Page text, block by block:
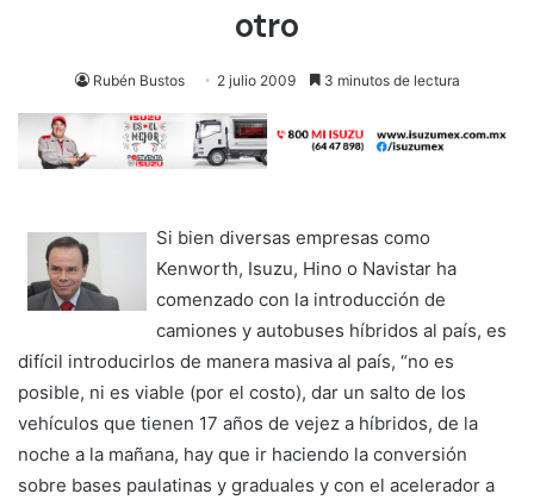
otro
Rubén Bustos 2 julio 2009 3 minutos de lectura
Si bien diversas empresas como
Kenworth, Isuzu, Hino o Navistar ha
comenzado con la introducción de
camiones y autobuses híbridos al país, es
difícil introducirlos de manera masiva al país, “no es
posible, ni es viable (por el costo), dar un salto de los
vehículos que tienen 17 años de vejez a híbridos, de la
noche a la mañana, hay que ir haciendo la conversión
sobre bases paulatinas y graduales y con el acelerador a